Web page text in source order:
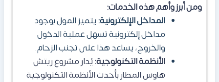
ومن أبرز وأهم هذه الخدمات:
المداخل الإلكترونية:يتميز المول بوجود
مداخل إلكترونية تسهل عملية الدخول
والخروج،يساعد هذاعلى تجنب الزحام.
الأنظمة التكنولوجية:يُدار مشروع ريتش
هاوس المطار بأحدث الأنظمة التكنولوجية